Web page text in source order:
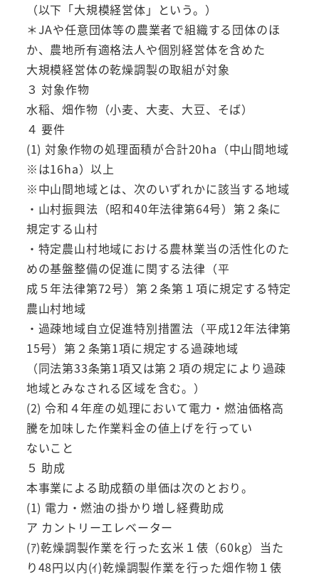
（以下「大規模経営体」という。）
＊JAや任意団体等の農業者で組織する団体のほ
か、農地所有適格法人や個別経営体を含めた
大規模経営体の乾燥調製の取組が対象
３ 対象作物
水稲、畑作物（小麦、大麦、大豆、そば）
４ 要件
(1) 対象作物の処理面積が合計20ha（中山間地域
※は16ha）以上
※中山間地域とは、次のいずれかに該当する地域
・山村振興法（昭和40年法律第64号）第２条に
規定する山村
・特定農山村地域における農林業当の活性化のた
めの基盤整備の促進に関する法律（平
成５年法律第72号）第２条第１項に規定する特定
農山村地域
・過疎地域自立促進特別措置法（平成12年法律第
15号）第２条第1項に規定する過疎地域
（同法第33条第1項又は第２項の規定により過疎
地域とみなされる区域を含む。）
(2) 令和４年産の処理において電力・燃油価格高
騰を加味した作業料金の値上げを行ってい
ないこと
５ 助成
本事業による助成額の単価は次のとおり。
(1) 電力・燃油の掛かり増し経費助成
ア カントリーエレベーター
(ｱ)乾燥調製作業を行った玄米１俵（60kg）当た
り48円以内(ｲ)乾燥調製作業を行った畑作物１俵